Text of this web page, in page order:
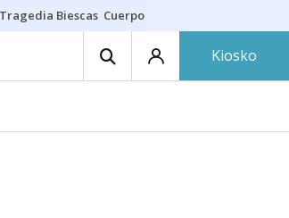
Tragedia Biescas Cuerpo ría
Kiosko